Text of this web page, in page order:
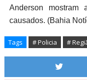
Anderson
causados. (Bahia
Tags # Policia #